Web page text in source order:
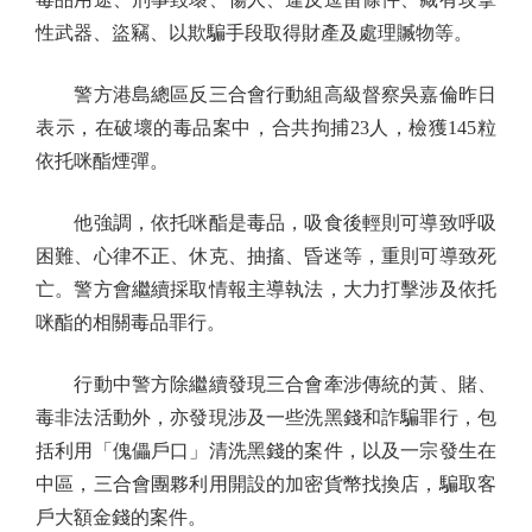
性武器、盜竊、以欺騙手段取得財產及處理贓物等。
警方港島總區反三合會行動組高級督察吳嘉倫昨日
表示，在破壞的毒品案中，合共拘捕23人，檢獲145粒
依托咪酯煙彈。
他強調，依托咪酯是毒品，吸食後輕則可導致呼吸
困難、心律不正、休克、抽搐、昏迷等，重則可導致死
亡。警方會繼續採取情報主導執法，大力打擊涉及依托
咪酯的相關毒品罪行。
行動中警方除繼續發現三合會牽涉傳統的黃、賭、
毒非法活動外，亦發現涉及一些洗黑錢和詐騙罪行，包
括利用「傀儡戶口」清洗黑錢的案件，以及一宗發生在
中區，三合會團夥利用開設的加密貨幣找換店，騙取客
戶大額金錢的案件。